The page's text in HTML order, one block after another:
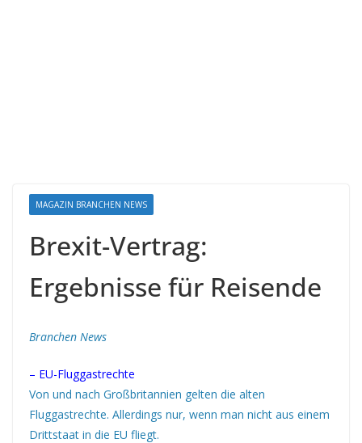
MAGAZIN BRANCHEN NEWS
Brexit-Vertrag:
Ergebnisse für Reisende
Branchen News
– EU-Fluggastrechte
Von und nach Großbritannien gelten die alten
Fluggastrechte. Allerdings nur, wenn man nicht aus einem
Drittstaat in die EU fliegt.